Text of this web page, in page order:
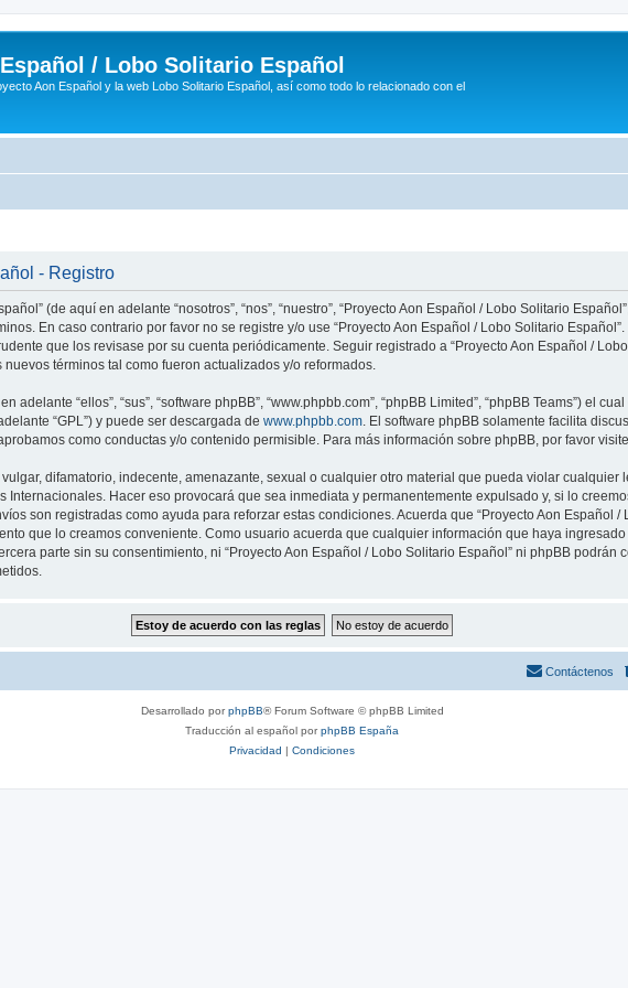
/ Lobo Solitario Español
Aon Español y la web Lobo Solitario Español, así como todo lo relacionado con el
- Registro
(de aquí en adelante “nosotros”, “nos”, “nuestro”, “Proyecto Aon Español / Lobo Solitario
En caso contrario por favor no se registre y/o use “Proyecto Aon Español / Lobo Solitario
que los revisase por su cuenta periódicamente. Seguir registrado a “Proyecto Aon Español /
términos tal como fueron actualizados y/o reformados.
“ellos”, “sus”, “software phpBB”, “www.phpbb.com”, “phpBB Limited”, “phpBB Teams”) el
“GPL”) y puede ser descargada de www.phpbb.com. El software phpBB solamente facilita
como conductas y/o contenido permisible. Para más información sobre phpBB, por favor
difamatorio, indecente, amenazante, sexual o cualquier otro material que pueda violar cualquier
Internacionales. Hacer eso provocará que sea inmediata y permanentemente expulsado y, si lo
son registradas como ayuda para reforzar estas condiciones. Acuerda que “Proyecto Aon Español
que lo creamos conveniente. Como usuario acuerda que cualquier información que haya
parte sin su consentimiento, ni “Proyecto Aon Español / Lobo Solitario Español” ni phpBB
Contáctenos
Desarrollado porphpBB® Forum Software © phpBB Limited
Traducción al español porphpBB España
Privacidad | Condiciones